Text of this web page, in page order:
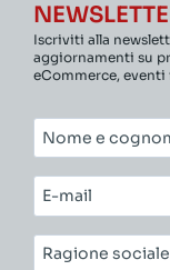
Iscriviti alla
aggiornamenti su
eCommerce,
Nome
e
cognome*
E-
mail*
Ragione